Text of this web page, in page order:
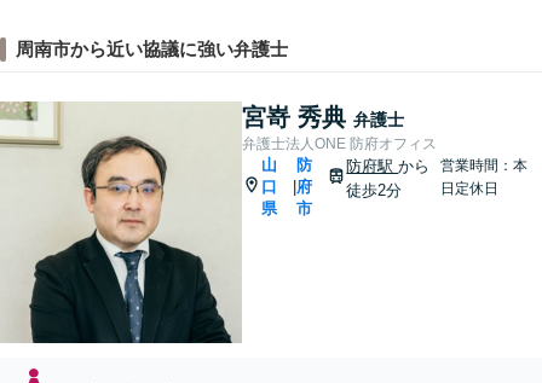
周南市から近い協議に強い弁護士
宮嵜 秀典 弁護士
弁護士法人ONE 防府オフィス
山
口
県
防
府
市
防府駅から
徒歩2分
営業時間：本
日定休日